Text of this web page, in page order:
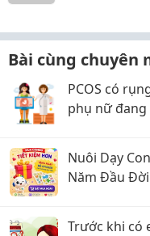
Bài cùng chuyên
PCOS có
phụ nữ
Nuôi Dạy
Năm Đầu Đời
Trước khi có